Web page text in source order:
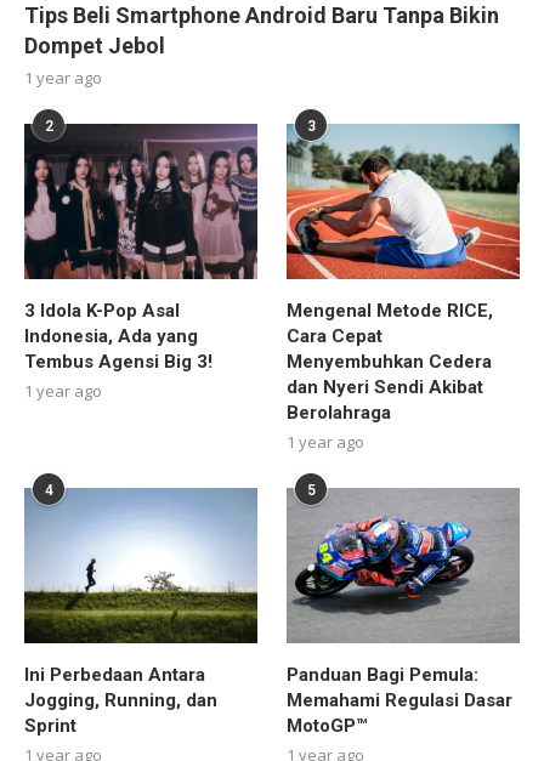
Tips Beli Smartphone Android Baru Tanpa Bikin
Dompet Jebol
1 year ago
2
3 Idola K-Pop Asal
Indonesia, Ada yang
Tembus Agensi Big 3!
1 year ago
3
Mengenal Metode RICE,
Cara Cepat
Menyembuhkan Cedera
dan Nyeri Sendi Akibat
Berolahraga
1 year ago
4
Ini Perbedaan Antara
Jogging, Running, dan
Sprint
1 year ago
5
Panduan Bagi Pemula:
Memahami Regulasi Dasar
MotoGP™
1 year ago